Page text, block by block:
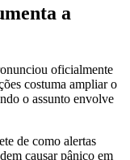
a
oficialmente
costuma ampliar o
o assunto envolve
de como alertas
causar pânico em